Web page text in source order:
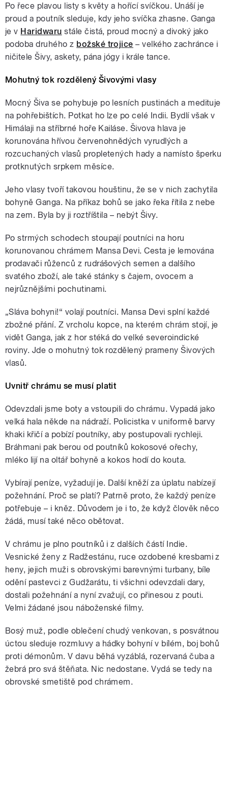
Po řece plavou listy s květy a hořící svíčkou. Unáší je
proud a poutník sleduje, kdy jeho svíčka zhasne. Ganga
je v Haridwaru stále čistá, proud mocný a divoký jako
podoba druhého z božské trojice – velkého zachránce i
ničitele Šivy, askety, pána jógy i krále tance.
Mohutný tok rozdělený Šivovými vlasy
Mocný Šiva se pohybuje po lesních pustinách a medituje
na pohřebištích. Potkat ho lze po celé Indii. Bydlí však v
Himálaji na stříbrné hoře Kailáse. Šivova hlava je
korunována hřívou červenohnědých vyrudlých a
rozcuchaných vlasů propletených hady a namísto šperku
protknutých srpkem měsíce.
Jeho vlasy tvoří takovou houštinu, že se v nich zachytila
bohyně Ganga. Na příkaz bohů se jako řeka řítila z nebe
na zem. Byla by ji roztříštila – nebýt Šivy.
Po strmých schodech stoupají poutníci na horu
korunovanou chrámem Mansa Devi. Cesta je lemována
prodavači růženců z rudrášových semen a dalšího
svatého zboží, ale také stánky s čajem, ovocem a
nejrůznějšími pochutinami.
„Sláva bohyni!“ volají poutníci. Mansa Devi splní každé
zbožné přání. Z vrcholu kopce, na kterém chrám stojí, je
vidět Ganga, jak z hor stéká do velké severoindické
roviny. Jde o mohutný tok rozdělený prameny Šivových
vlasů.
Uvnitř chrámu se musí platit
Odevzdali jsme boty a vstoupili do chrámu. Vypadá jako
velká hala někde na nádraží. Policistka v uniformě barvy
khaki křičí a pobízí poutníky, aby postupovali rychleji.
Bráhmani pak berou od poutníků kokosové ořechy,
mléko lijí na oltář bohyně a kokos hodí do kouta.
Vybírají peníze, vyžadují je. Další kněží za úplatu nabízejí
požehnání. Proč se platí? Patrně proto, že každý peníze
potřebuje – i kněz. Důvodem je i to, že když člověk něco
žádá, musí také něco obětovat.
V chrámu je plno poutníků i z dalších částí Indie.
Vesnické ženy z Radžestánu, ruce ozdobené kresbami z
heny, jejich muži s obrovskými barevnými turbany, bíle
odění pastevci z Gudžarátu, ti všichni odevzdali dary,
dostali požehnání a nyní zvažují, co přinesou z pouti.
Velmi žádané jsou náboženské filmy.
Bosý muž, podle oblečení chudý venkovan, s posvátnou
úctou sleduje rozmluvy a hádky bohyní v bílém, boj bohů
proti démonům. V davu běhá vyzáblá, rozervaná čuba a
žebrá pro svá štěňata. Nic nedostane. Vydá se tedy na
obrovské smetiště pod chrámem.